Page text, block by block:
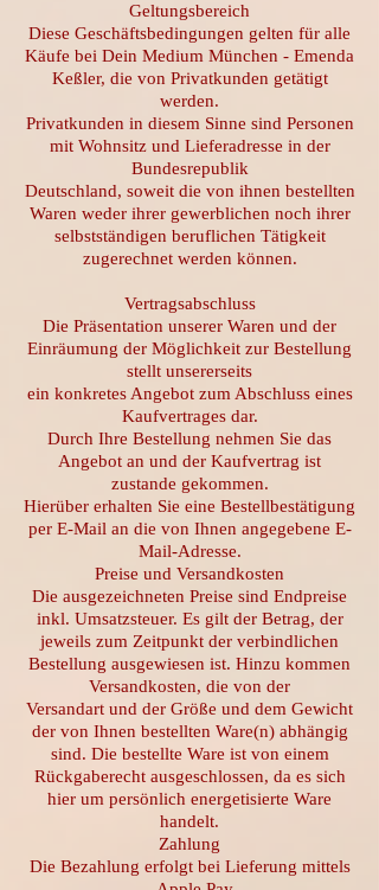
Geltungsbereich
Diese Geschäftsbedingungen gelten für alle
Käufe bei Dein Medium München - Emenda
Keßler, die von Privatkunden getätigt
werden.
Privatkunden in diesem Sinne sind Personen
mit Wohnsitz und Lieferadresse in der
Bundesrepublik
Deutschland, soweit die von ihnen bestellten
Waren weder ihrer gewerblichen noch ihrer
selbstständigen beruflichen Tätigkeit
zugerechnet werden können.
Vertragsabschluss
Die Präsentation unserer Waren und der
Einräumung der Möglichkeit zur Bestellung
stellt unsererseits
ein konkretes Angebot zum Abschluss eines
Kaufvertrages dar.
Durch Ihre Bestellung nehmen Sie das
Angebot an und der Kaufvertrag ist
zustande gekommen.
Hierüber erhalten Sie eine Bestellbestätigung
per E-Mail an die von Ihnen angegebene E-
Mail-Adresse.
Preise und Versandkosten
Die ausgezeichneten Preise sind Endpreise
inkl. Umsatzsteuer. Es gilt der Betrag, der
jeweils zum Zeitpunkt der verbindlichen
Bestellung ausgewiesen ist. Hinzu kommen
Versandkosten, die von der
Versandart und der Größe und dem Gewicht
der von Ihnen bestellten Ware(n) abhängig
sind. Die bestellte Ware ist von einem
Rückgaberecht ausgeschlossen, da es sich
hier um persönlich energetisierte Ware
handelt.
Zahlung
Die Bezahlung erfolgt bei Lieferung mittels